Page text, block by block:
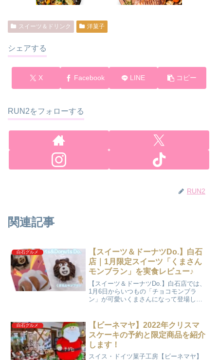
スイーツ＆ドリンク 洋菓子
シェアする
X Facebook LINE コピー
RUN2をフォローする
RUN2
関連記事
白石グルメ
【スイーツ＆ドーナツDo.】白石
店｜1月限定スイーツ「くまさん
モンブラン」を実食レビュー♪
【スイーツ＆ドーナツDo.】白石店では、
1月6日からいつもの「チョコモンブラ
ン」が可愛いくまさんになって登場しま
さん好きの娘に…RUN2くまさんモンブラ
ンが今日から...
白石グルメ
【ビーネマヤ】2022年クリスマ
スケーキの予約と限定商品を紹介
します！
スイス・ドイツ菓子工房【ビーネマヤ】